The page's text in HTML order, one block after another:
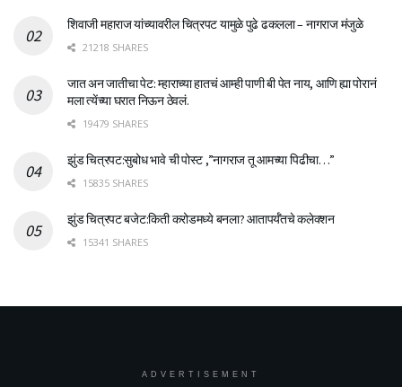
शिवाजी महाराज यांच्यावरील चित्रपट यामुळे पुढे ढकलला – नागराज मंजुळे
21218 SHARES
जात अन जातीचा पेट: म्हाराच्या हातचं आम्ही पाणी बी पेत नाय, आणि ह्या पोरानं
मला त्येंच्या घरात निऊन ठेवलं.
19479 SHARES
झुंड चित्रपट:सुबोध भावे ची पोस्ट ,”नागराज तू आमच्या पिढीचा…”
15835 SHARES
झुंड चित्रपट बजेट:किती करोडमध्ये बनला? आतापर्यँतचे कलेक्शन
15341 SHARES
ADVERTISEMENT